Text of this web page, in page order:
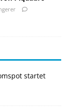
startet